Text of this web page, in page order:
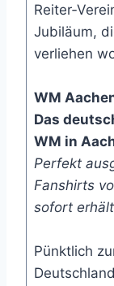
Jubiläum,
verliehen
WM
Das
WM in
Perfekt
Fanshirts
sofort
Pünktlich